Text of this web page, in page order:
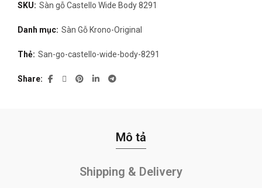
SKU: Sàn gỗ Castello Wide Body 8291
Danh mục: Sàn Gỗ Krono-Original
Thẻ: San-go-castello-wide-body-8291
Share
Mô tả
Shipping & Delivery